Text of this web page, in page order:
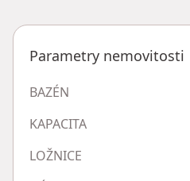
Parametry nemovitosti
BAZÉN
KAPACITA
LOŽNICE